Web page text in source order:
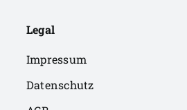
Legal
Impressum
Datenschutz